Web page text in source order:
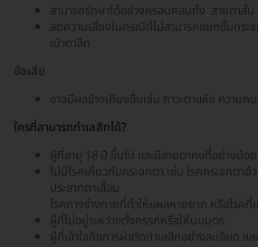
สามารถรักษาได้อย่างครอบคลุมทั้ง สายตาสั้น
ลดความเสี่ยงในกรณีที่ไม่สามารถแยกชั้นกระ
เบ้าตาลึก
ข้อเสีย
อาจมีผลข้างเคียงอื่นเช่น ภาวะตาแห้ง ความค
ใครที่สามารถทำเลสิกได้?
ผู้ที่อายุ 18 ปี ขึ้นไป และมีสายตาคงที่อย่างน้อ
ไม่มีโรคเกี่ยวกับกระจกตา เช่น โรคกระจกตา
ประสาทตาเสื่อม
โรคทางร่างกายที่ทำให้แผลหายยาก หรือโรค
ผู้ที่ไม่อยู่ระหว่างตั้งครรภ์หรือให้นมบุตร
ผู้ที่เข้าใจถึงการผ่าตัดทำเลสิกอย่างละเอียด